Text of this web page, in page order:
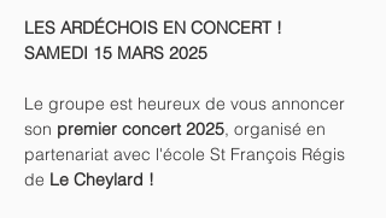
LES ARDÉCHOIS EN CONCERT !
SAMEDI 15 MARS 2025
Le groupe est heureux de vous annoncer
son premier concert 2025, organisé en
partenariat avec l'école St François Régis
de Le Cheylard !